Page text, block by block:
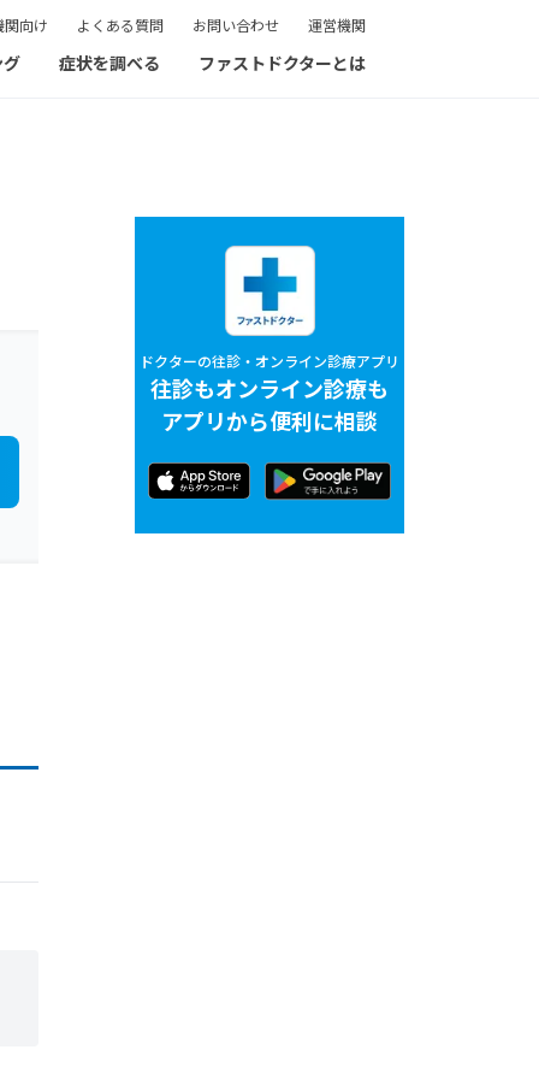
関向け よくある質問 お問い合わせ 運営機関
症状を調べる ファストドクターとは
ドクターの往診・オンライン診療アプリ
往診もオンライン診療も
アプリから便利に相談